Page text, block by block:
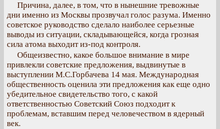
Причина, далее, в том, что в нынешние тревожные
дни именно из Москвы прозвучал голос разума. Именно
советское руководство сделало наиболее серьезные
выводы из ситуации, складывающейся, когда грозная
сила атома выходит из-под контроля.
Общеизвестно, какое большое внимание в мире
привлекли советские предложения, выдвинутые в
выступлении М.С.Горбачева 14 мая. Международная
общественность оценила эти предложения как еще одно
убедительное свидетельство того, с какой
ответственностью Советский Союз подходит к
проблемам, вставшим перед человечеством в ядерный
век.